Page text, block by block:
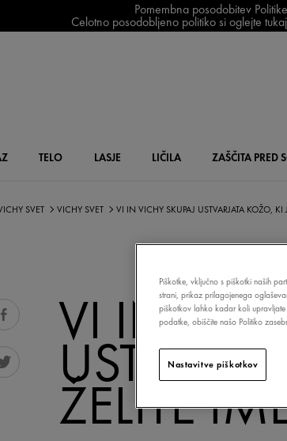
Pomembna posodobitev
Celotno posodobljeno politiko si oglejte
TELO LASJE LIČILA ZAŠČITA PRED
SVET VICHY SVET VI IN VICHY SKUPAJ USTVARJATA KOŽO, KI
VI IN
ŽELITE
Piškotke, vključno s piškotki naših
strani, prikaz prilagojenega
piškotkov lahko kadar koli
podatke, obiščite našo Politiko
Nastavitve piškotkov